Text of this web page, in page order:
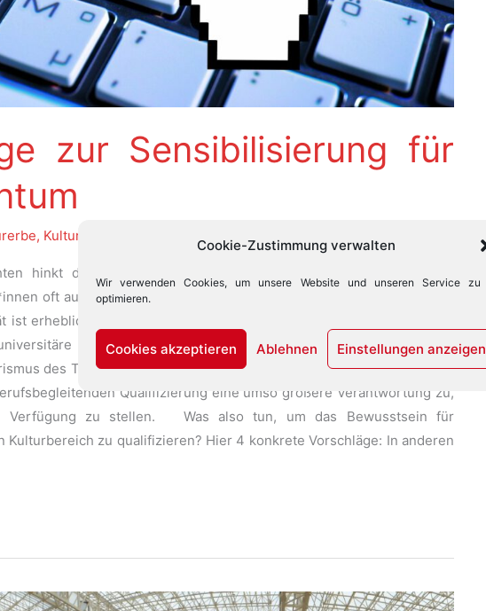
Cookie-Zustimmung verwalten
Wir verwenden Cookies, um unsere Website und unseren Service zu
optimieren.
Cookies akzeptieren Ablehnen Einstellungen anzeigen
zur Sensibilisierung für
, Kulturtourismus
hinkt der Kultursektor vielen anderen Sektoren hinterher und
oft auch das Bewusstsein dafür. Zugegeben: Es ist kein leicht zu
ist erheblich, und es sind oft juristische Fachkenntnisse erforderlich.
Bildung in den Ausbildungswegen des Kulturerbe-Erhalts,
des Themas nicht ausreichend an, und die Currikula-Entwicklung
Qualifizierung eine umso größere Verantwortung zu,
Verfügung zu stellen. Was also tun, um das Bewusstsein für
Kulturbereich zu qualifizieren? Hier 4 konkrete Vorschläge: In anderen